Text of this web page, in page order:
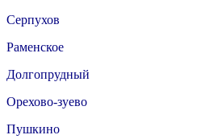
Серпухов
Раменское
Долгопрудный
Орехово-зуево
Пушкино